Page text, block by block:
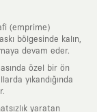
(emprime)
bölgesinde kalın,
devam eder.
özel bir ön
yıkandığında
yaratan